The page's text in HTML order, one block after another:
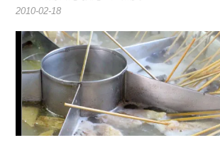
2010-02-18